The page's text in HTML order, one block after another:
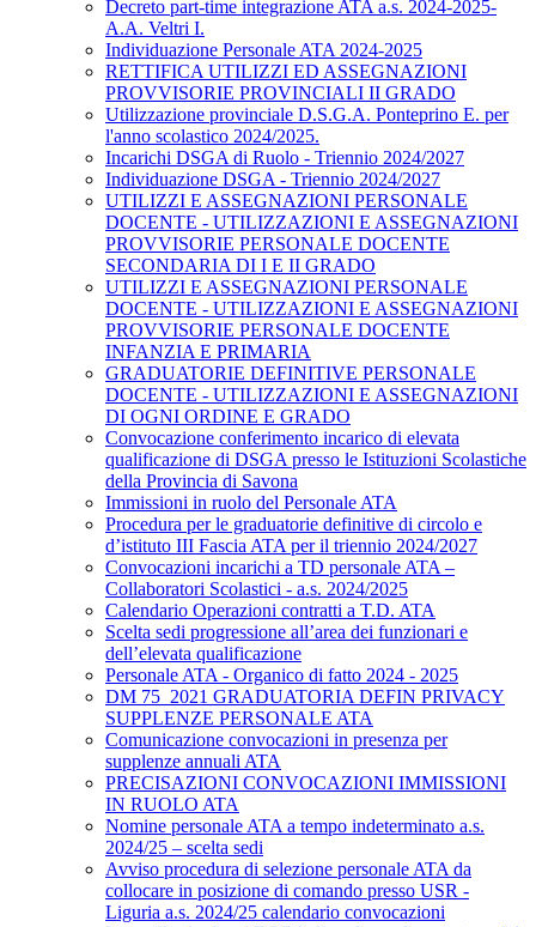
Decreto part-time integrazione ATA a.s. 2024-2025-
A.A. Veltri I.
Individuazione Personale ATA 2024-2025
RETTIFICA UTILIZZI ED ASSEGNAZIONI
PROVVISORIE PROVINCIALI II GRADO
Utilizzazione provinciale D.S.G.A. Ponteprino E. per
l'anno scolastico 2024/2025.
Incarichi DSGA di Ruolo - Triennio 2024/2027
Individuazione DSGA - Triennio 2024/2027
UTILIZZI E ASSEGNAZIONI PERSONALE
DOCENTE - UTILIZZAZIONI E ASSEGNAZIONI
PROVVISORIE PERSONALE DOCENTE
SECONDARIA DI I E II GRADO
UTILIZZI E ASSEGNAZIONI PERSONALE
DOCENTE - UTILIZZAZIONI E ASSEGNAZIONI
PROVVISORIE PERSONALE DOCENTE
INFANZIA E PRIMARIA
GRADUATORIE DEFINITIVE PERSONALE
DOCENTE - UTILIZZAZIONI E ASSEGNAZIONI
DI OGNI ORDINE E GRADO
Convocazione conferimento incarico di elevata
qualificazione di DSGA presso le Istituzioni Scolastiche
della Provincia di Savona
Immissioni in ruolo del Personale ATA
Procedura per le graduatorie definitive di circolo e
d’istituto III Fascia ATA per il triennio 2024/2027
Convocazioni incarichi a TD personale ATA –
Collaboratori Scolastici - a.s. 2024/2025
Calendario Operazioni contratti a T.D. ATA
Scelta sedi progressione all’area dei funzionari e
dell’elevata qualificazione
Personale ATA - Organico di fatto 2024 - 2025
DM 75_2021 GRADUATORIA DEFIN PRIVACY
SUPPLENZE PERSONALE ATA
Comunicazione convocazioni in presenza per
supplenze annuali ATA
PRECISAZIONI CONVOCAZIONI IMMISSIONI
IN RUOLO ATA
Nomine personale ATA a tempo indeterminato a.s.
2024/25 – scelta sedi
Avviso procedura di selezione personale ATA da
collocare in posizione di comando presso USR -
Liguria a.s. 2024/25 calendario convocazioni